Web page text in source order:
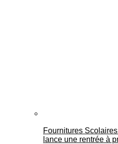
Fournitures
lance une rentrée à